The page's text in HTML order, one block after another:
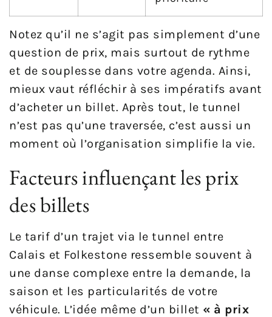
Notez qu’il ne s’agit pas simplement d’une
question de prix, mais surtout de rythme
et de souplesse dans votre agenda. Ainsi,
mieux vaut réfléchir à ses impératifs avant
d’acheter un billet. Après tout, le tunnel
n’est pas qu’une traversée, c’est aussi un
moment où l’organisation simplifie la vie.
Facteurs influençant les prix
des billets
Le tarif d’un trajet via le tunnel entre
Calais et Folkestone ressemble souvent à
une danse complexe entre la demande, la
saison et les particularités de votre
véhicule. L’idée même d’un billet « à prix